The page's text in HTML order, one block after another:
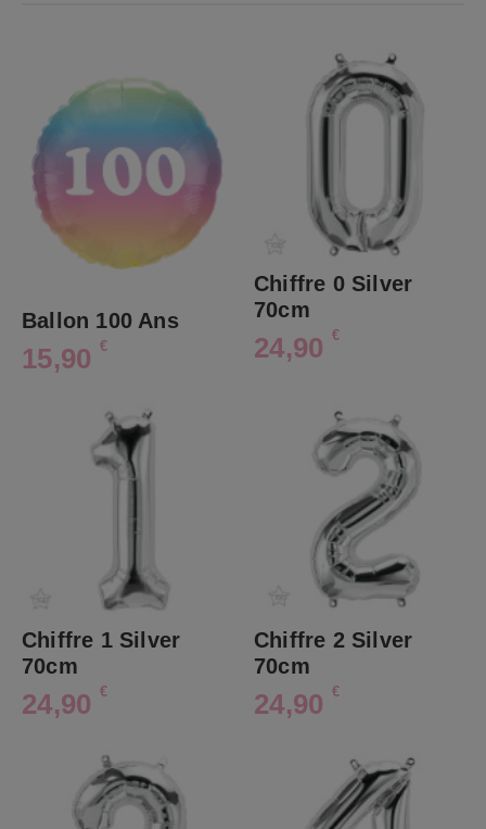
Ballon 100 Ans
15,90 €
Chiffre 0 Silver
70cm
24,90 €
Chiffre 1 Silver
70cm
24,90 €
Chiffre 2 Silver
70cm
24,90 €